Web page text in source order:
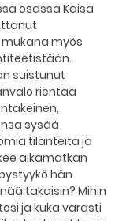
osassa Kaisa
myös
suistunut
rientää
sysää
tilanteita ja
aikamatkan
hän
takaisin? Mihin
ja kuka varasti